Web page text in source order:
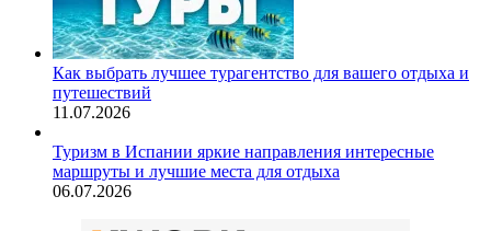
Как выбрать лучшее турагентство для вашего отдыха и
путешествий
11.07.2026
Туризм в Испании яркие направления интересные
маршруты и лучшие места для отдыха
06.07.2026